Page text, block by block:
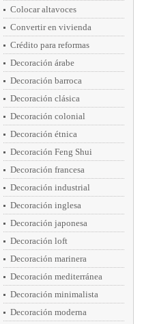
Colocar altavoces
Convertir en vivienda
Crédito para reformas
Decoración árabe
Decoración barroca
Decoración clásica
Decoración colonial
Decoración étnica
Decoración Feng Shui
Decoración francesa
Decoración industrial
Decoración inglesa
Decoración japonesa
Decoración loft
Decoración marinera
Decoración mediterránea
Decoración minimalista
Decoración moderna